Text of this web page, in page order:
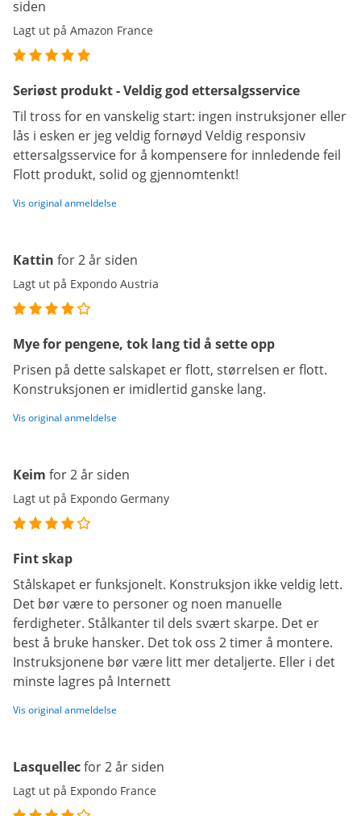
siden
Lagt ut på Amazon France
Seriøst produkt - Veldig god ettersalgsservice
Til tross for en vanskelig start: ingen instruksjoner eller
lås i esken er jeg veldig fornøyd Veldig responsiv
ettersalgsservice for å kompensere for innledende feil
Flott produkt, solid og gjennomtenkt!
Vis original anmeldelse
Kattin for 2 år siden
Lagt ut på Expondo Austria
Mye for pengene, tok lang tid å sette opp
Prisen på dette salskapet er flott, størrelsen er flott.
Konstruksjonen er imidlertid ganske lang.
Vis original anmeldelse
Keim for 2 år siden
Lagt ut på Expondo Germany
Fint skap
Stålskapet er funksjonelt. Konstruksjon ikke veldig lett.
Det bør være to personer og noen manuelle
ferdigheter. Stålkanter til dels svært skarpe. Det er
best å bruke hansker. Det tok oss 2 timer å montere.
Instruksjonene bør være litt mer detaljerte. Eller i det
minste lagres på Internett
Vis original anmeldelse
Lasquellecfor 2 år siden
Lagt ut på Expondo France